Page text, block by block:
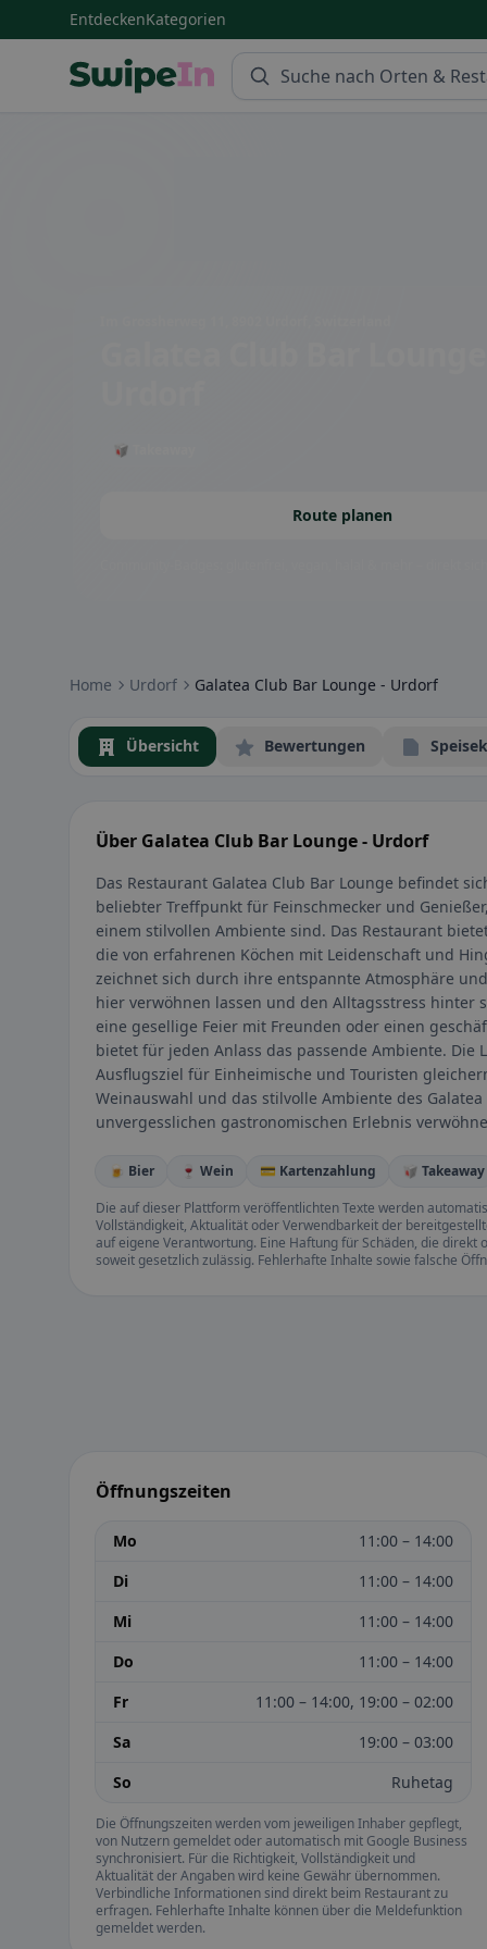
EntdeckenKategorien
🥡 Takeaway
Route planen
Home Urdorf Galatea Club Bar Lounge - Urdorf
Übersicht Bewertungen
Über Galatea Club Bar Lounge - Urdorf
Das Restaurant Galatea Club Bar Lounge befindet
beliebter Treffpunkt für Feinschmecker und
einem stilvollen Ambiente sind. Das Restaurant
die von erfahrenen Köchen mit Leidenschaft und
zeichnet sich durch ihre entspannte Atmosphäre
hier verwöhnen lassen und den Alltagsstress hinter
eine gesellige Feier mit Freunden oder einen
bietet für jeden Anlass das passende Ambiente. Die
Ausflugsziel für Einheimische und Touristen
Weinauswahl und das stilvolle Ambiente des
unvergesslichen gastronomischen Erlebnis
🍺 Bier 🍷 Wein 💳 Kartenzahlung
🥡 Takeaway
Die auf dieser Plattform veröffentlichten Texte werden
Vollständigkeit, Aktualität oder Verwendbarkeit der
auf eigene Verantwortung. Eine Haftung für Schäden, die
soweit gesetzlich zulässig. Fehlerhafte Inhalte sowie falsche
Öffnungszeiten
Mo
11:00 – 14:00
Di
11:00 – 14:00
Mi
11:00 – 14:00
Do
11:00 – 14:00
Fr
11:00 – 14:00, 19:00 – 02:00
Sa
19:00 – 03:00
So
Ruhetag
Die Öffnungszeiten werden vom jeweiligen Inhaber gepflegt,
von Nutzern gemeldet oder automatisch mit Google Business
synchronisiert. Für die Richtigkeit, Vollständigkeit und
Aktualität der Angaben wird keine Gewähr übernommen.
Verbindliche Informationen sind direkt beim Restaurant zu
erfragen. Fehlerhafte Inhalte können über die Meldefunktion
gemeldet werden.